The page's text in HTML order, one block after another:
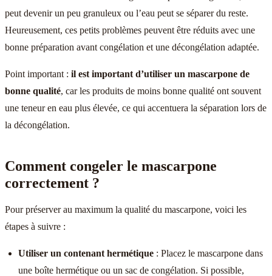
peut devenir un peu granuleux ou l’eau peut se séparer du reste.
Heureusement, ces petits problèmes peuvent être réduits avec une
bonne préparation avant congélation et une décongélation adaptée.
Point important : il est important d’utiliser un mascarpone de
bonne qualité, car les produits de moins bonne qualité ont souvent
une teneur en eau plus élevée, ce qui accentuera la séparation lors de
la décongélation.
Comment congeler le mascarpone
correctement ?
Pour préserver au maximum la qualité du mascarpone, voici les
étapes à suivre :
Utiliser un contenant hermétique : Placez le mascarpone dans
une boîte hermétique ou un sac de congélation. Si possible,